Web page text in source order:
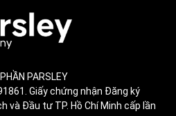
PARSLEY
Giấy chứng nhận Đăng ký
và Đầu tư TP. Hồ Chí Minh cấp lần